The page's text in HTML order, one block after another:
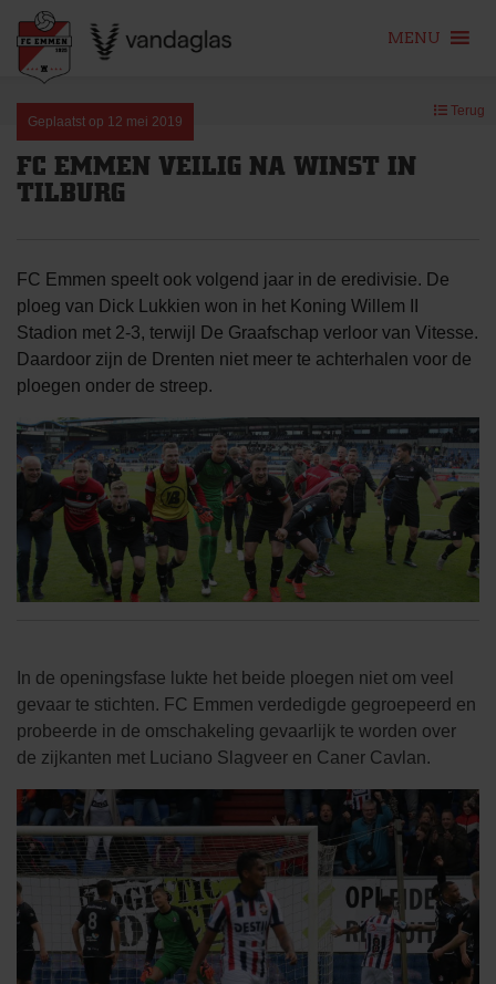
content
MENU
Geplaatst op 12 mei 2019
Terug
FC EMMEN VEILIG NA WINST IN
TILBURG
FC Emmen speelt ook volgend jaar in de eredivisie. De
ploeg van Dick Lukkien won in het Koning Willem II
Stadion met 2-3, terwijl De Graafschap verloor van Vitesse.
Daardoor zijn de Drenten niet meer te achterhalen voor de
ploegen onder de streep.
In de openingsfase lukte het beide ploegen niet om veel
gevaar te stichten. FC Emmen verdedigde gegroepeerd en
probeerde in de omschakeling gevaarlijk te worden over
de zijkanten met Luciano Slagveer en Caner Cavlan.